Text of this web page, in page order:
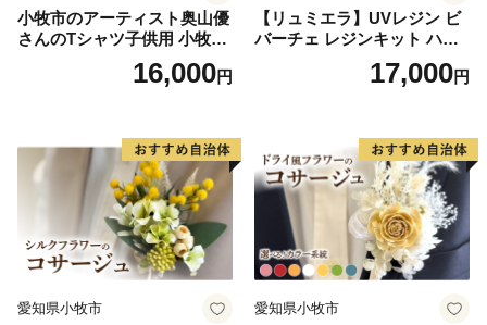
小牧市のアーティスト奥山優
さんのTシャツ子供用 小牧市
16,000円
【リュミエラ】UVレジン ビ
バーチェ レジンキット ハン
ドメイド レジンクラフト ア
クセサリーキット 手作り セ
17,000円
愛知県小牧市 愛知県小牧市